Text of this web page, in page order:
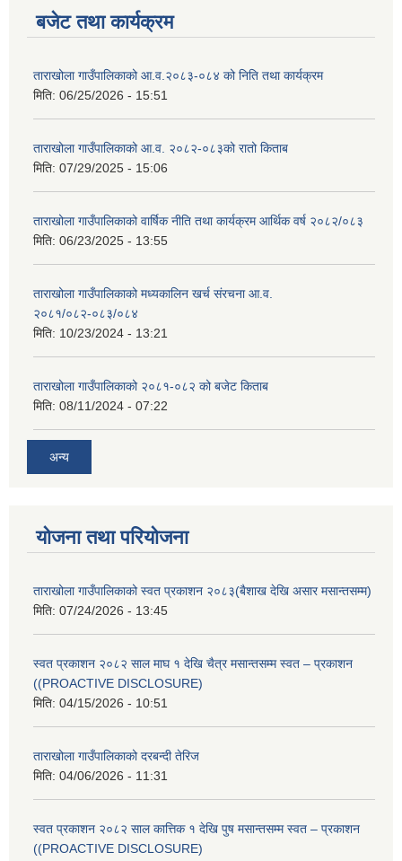
बजेट तथा कार्यक्रम
ताराखोला गाउँपालिकाको आ.व.२०८३-०८४ को निति तथा कार्यक्रम
मिति: 06/25/2026 - 15:51
ताराखोला गाउँपालिकाको आ.व. २०८२-०८३को रातो किताब
मिति: 07/29/2025 - 15:06
ताराखोला गाउँपालिकाको वार्षिक नीति तथा कार्यक्रम आर्थिक वर्ष २०८२/०८३
मिति: 06/23/2025 - 13:55
ताराखोला गाउँपालिकाको मध्यकालिन खर्च संरचना आ.व.
२०८१/०८२-०८३/०८४
मिति: 10/23/2024 - 13:21
ताराखोला गाउँपालिकाको २०८१-०८२ को बजेट किताब
मिति: 08/11/2024 - 07:22
अन्य
योजना तथा परियोजना
ताराखोला गाउँपालिकाको स्वत प्रकाशन २०८३(बैशाख देखि असार मसान्तसम्म)
मिति: 07/24/2026 - 13:45
स्वत प्रकाशन २०८२ साल माघ १ देखि चैत्र मसान्तसम्म स्वत – प्रकाशन
((PROACTIVE DISCLOSURE)
मिति: 04/15/2026 - 10:51
ताराखोला गाउँपालिकाको दरबन्दी तेरिज
मिति: 04/06/2026 - 11:31
स्वत प्रकाशन २०८२ साल कात्तिक १ देखि पुष मसान्तसम्म स्वत – प्रकाशन
((PROACTIVE DISCLOSURE)